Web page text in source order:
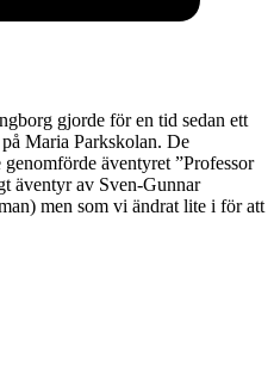
gjorde för en tid sedan ett
Maria Parkskolan. De
äventyret ”Professor
äventyr av Sven-Gunnar
men som vi ändrat lite i för att